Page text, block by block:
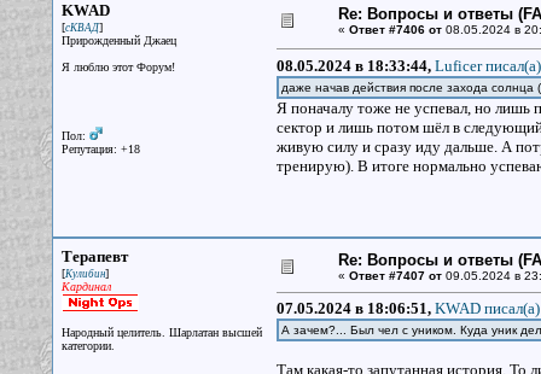
KWAD
[сКВАД]
Прирожденный Джаец
Я люблю этот Форум!
Пол:
Репутация: +18
Re: Вопросы и ответы
« Ответ #7406 от08.05.2024 в
08.05.2024 в 18:33:44, Luficer писал(a)
даже начав действия после захода солнца
Я поначалу тоже не успевал, но лишь
сектор и лишь потом шёл в
живую силу и сразу иду дальше. А
тренирую). В итоге нормально
Терапевт
[Кулибин]
Кардинал
Народный целитель. Шарлатан высшей
категории.
Re: Вопросы и ответы
« Ответ #7407 от09.05.2024 в
07.05.2024 в 18:06:51, KWAD писал(a)
А зачем?... Был чел с уником. Куда уник
Там какая-то запутанная история. То